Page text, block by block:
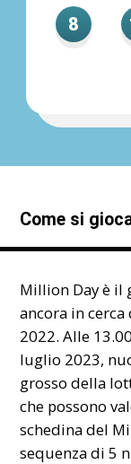
8
Come si
Million Day è il
ancora in
2022. Alle
luglio 2023,
grosso della
che possono
schedina del
sequenza di 5